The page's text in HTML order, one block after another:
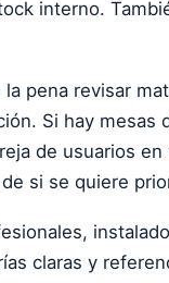
interno.
pena revisar
Si hay
de usuarios
si se quiere
claras y